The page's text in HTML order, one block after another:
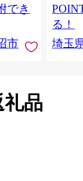
キュ
でき
市
き肉
ず 惣
まみ
んのお
る！
埼玉
品